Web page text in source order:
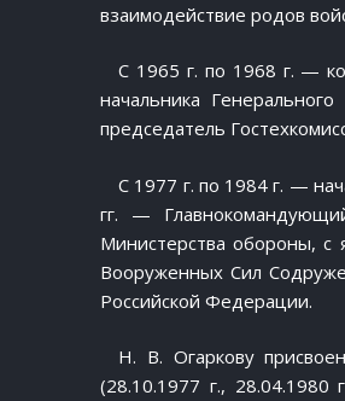
взаимодействие родов
С 1965 г. по 1968 г. —
начальника
председатель
С 1977 г. по 1984 г. —
гг. —
Министерства обороны, с
Вооруженных Сил
Российской Федерации.
Н. В. Огаркову
(28.10.1977 г., 28.04.1980